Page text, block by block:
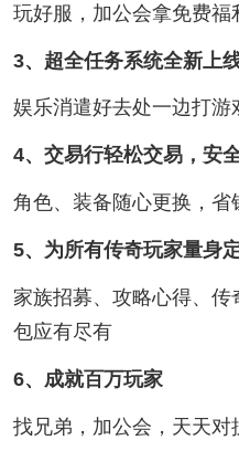
玩好服，加公会拿免费福
3、超全任务系统全新上
娱乐消遣好去处一边打游
4、交易行轻松交易，安
角色、装备随心更换，省
5、为所有传奇玩家量身
家族招募、攻略心得、
包应有尽有
6、成就百万玩家
找兄弟，加公会，天天对